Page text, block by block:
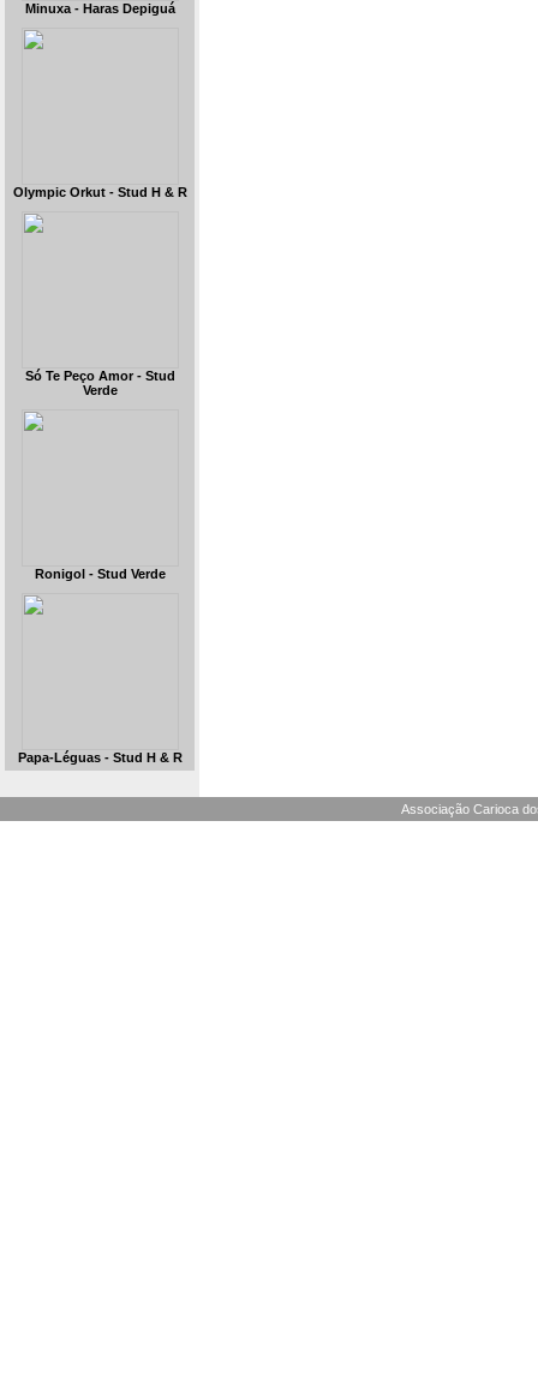
Minuxa - Haras Depiguá
Olympic Orkut - Stud H & R
Só Te Peço Amor - Stud
Verde
Ronigol - Stud Verde
Papa-Léguas - Stud H & R
Associação Carioca